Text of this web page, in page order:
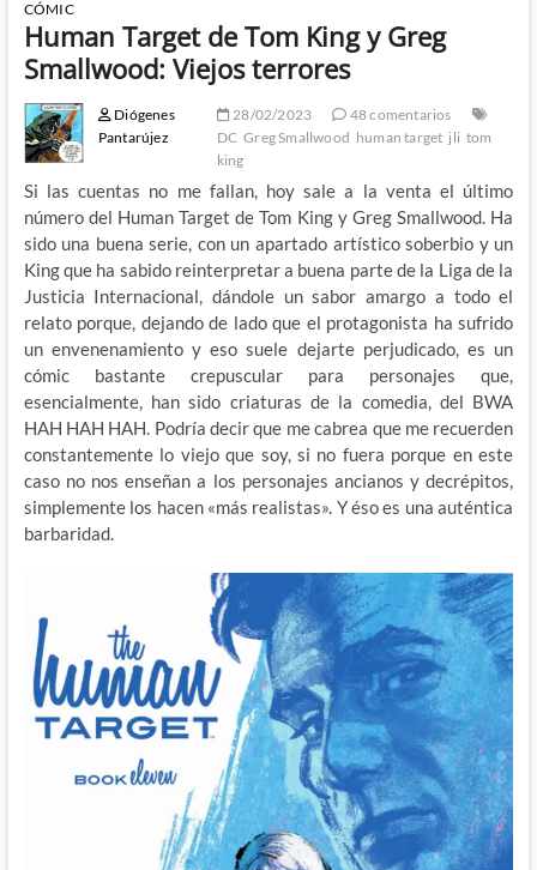
CÓMIC
Human Target de Tom King y Greg
Smallwood: Viejos terrores
Diógenes
Pantarújez
28/02/2023
48 comentarios
DC Greg Smallwood human target jli tom
king
Si las cuentas no me fallan, hoy sale a la venta el último
número del Human Target de Tom King y Greg Smallwood. Ha
sido una buena serie, con un apartado artístico soberbio y un
King que ha sabido reinterpretar a buena parte de la Liga de la
Justicia Internacional, dándole un sabor amargo a todo el
relato porque, dejando de lado que el protagonista ha sufrido
un envenenamiento y eso suele dejarte perjudicado, es un
cómic bastante crepuscular para personajes que,
esencialmente, han sido criaturas de la comedia, del BWA
HAH HAH HAH. Podría decir que me cabrea que me recuerden
constantemente lo viejo que soy, si no fuera porque en este
caso no nos enseñan a los personajes ancianos y decrépitos,
simplemente los hacen «más realistas». Y éso es una auténtica
barbaridad.